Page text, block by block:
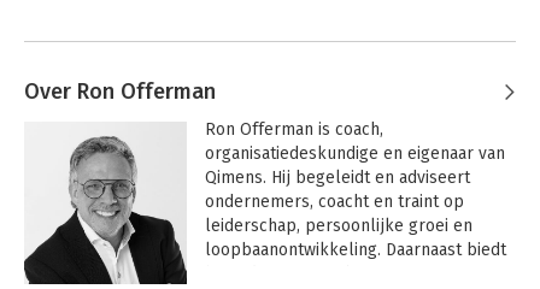
Over Ron Offerman
Ron Offerman is coach,
organisatiedeskundige en eigenaar van
Qimens. Hij begeleidt en adviseert
ondernemers, coacht en traint op
leiderschap, persoonlijke groei en
loopbaanontwikkeling. Daarnaast biedt